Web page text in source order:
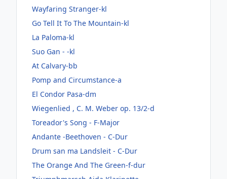
Wayfaring Stranger-kl
Go Tell It To The Mountain-kl
La Paloma-kl
Suo Gan - -kl
At Calvary-bb
Pomp and Circumstance-a
El Condor Pasa-dm
Wiegenlied , C. M. Weber op. 13/2-d
Toreador's Song - F-Major
Andante -Beethoven - C-Dur
Drum san ma Landsleit - C-Dur
The Orange And The Green-f-dur